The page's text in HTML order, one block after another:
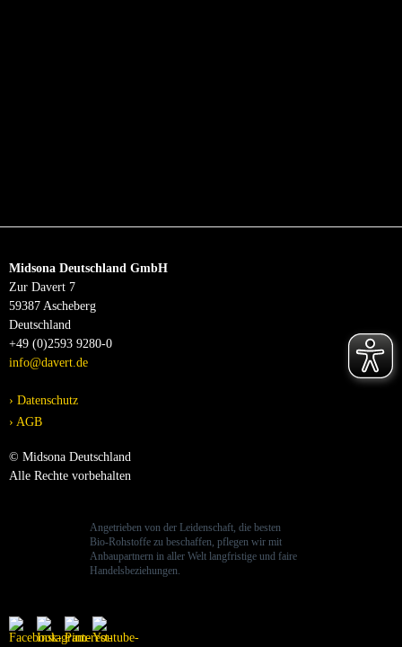
Midsona Deutschland GmbH
Zur Davert 7
59387 Ascheberg
Deutschland
+49 (0)2593 9280-0
info@davert.de
Datenschutz
AGB
© Midsona Deutschland
Alle Rechte vorbehalten
Angetrieben von der Leidenschaft, die besten
Bio-Rohstoffe zu beschaffen, pflegen wir mit
Anbaupartnern in aller Welt langfristige und faire
Handelsbeziehungen.